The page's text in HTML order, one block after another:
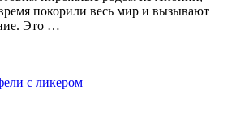
покорили весь мир и вызывают
Это …